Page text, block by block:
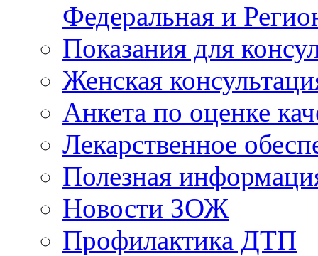
Федеральная и
Показания для
Женская
Анкета по оценке
Лекарственное
Полезная
Новости ЗОЖ
Профилактика ДТП